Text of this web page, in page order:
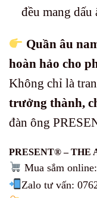
đều mang dấu
Quần âu
hoàn hảo cho
Không chỉ là
trưởng thành,
đàn ông
PRESENT® – THE
Mua sắm online:
Zalo tư vấn: